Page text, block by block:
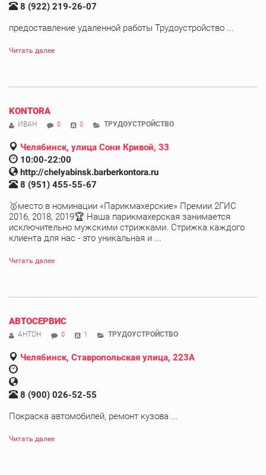
8 (922) 219-26-07
предоставление удаленной работы Трудоустройство ...
Читать далее
KONTORA
ИВАН 0 0 ТРУДОУСТРОЙСТВО
Челябинск, улица Сони Кривой, 33
10:00-22:00
http://chelyabinsk.barberkontora.ru
8 (951) 455-55-67
🥇место в номинации «Парикмахерские» Премии 2ГИС
2016, 2018, 2019🏆 Наша парикмахерская занимается
исключительно мужскими стрижками. Стрижка каждого
клиента для нас - это уникальная и ...
Читать далее
АВТОСЕРВИС
АНТОН 0 1 ТРУДОУСТРОЙСТВО
Челябинск, Ставропольская улица, 223А
8 (900) 026-52-55
Покраска автомобилей, ремонт кузова ...
Читать далее